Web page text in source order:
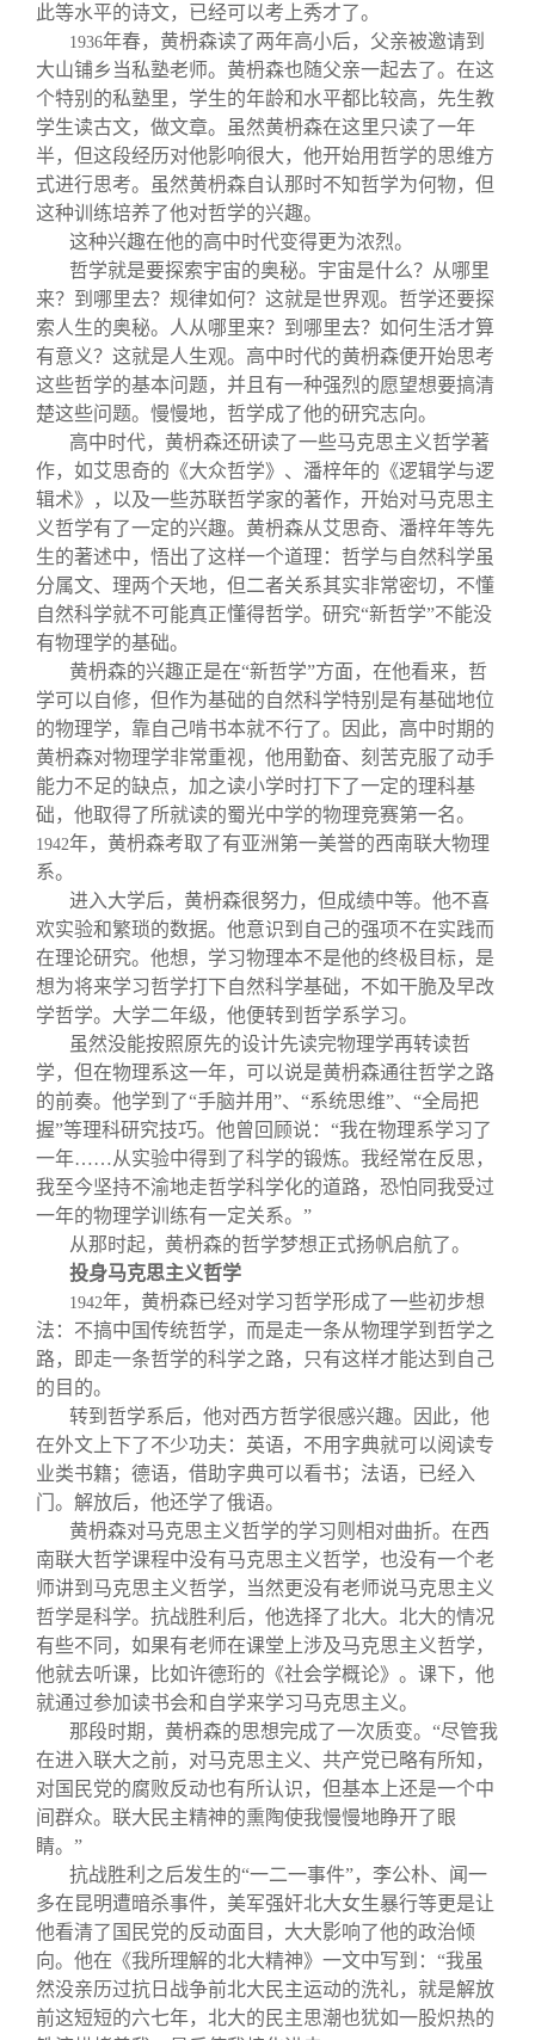
此等水平的诗文，已经可以考上秀才了。
1936年春，黄枬森读了两年高小后，父亲被邀请到
大山铺乡当私塾老师。黄枬森也随父亲一起去了。在这
个特别的私塾里，学生的年龄和水平都比较高，先生教
学生读古文，做文章。虽然黄枬森在这里只读了一年
半，但这段经历对他影响很大，他开始用哲学的思维方
式进行思考。虽然黄枬森自认那时不知哲学为何物，但
这种训练培养了他对哲学的兴趣。
这种兴趣在他的高中时代变得更为浓烈。
哲学就是要探索宇宙的奥秘。宇宙是什么？从哪里
来？到哪里去？规律如何？这就是世界观。哲学还要探
索人生的奥秘。人从哪里来？到哪里去？如何生活才算
有意义？这就是人生观。高中时代的黄枬森便开始思考
这些哲学的基本问题，并且有一种强烈的愿望想要搞清
楚这些问题。慢慢地，哲学成了他的研究志向。
高中时代，黄枬森还研读了一些马克思主义哲学著
作，如艾思奇的《大众哲学》、潘梓年的《逻辑学与逻
辑术》，以及一些苏联哲学家的著作，开始对马克思主
义哲学有了一定的兴趣。黄枬森从艾思奇、潘梓年等先
生的著述中，悟出了这样一个道理：哲学与自然科学虽
分属文、理两个天地，但二者关系其实非常密切，不懂
自然科学就不可能真正懂得哲学。研究“新哲学”不能没
有物理学的基础。
黄枬森的兴趣正是在“新哲学”方面，在他看来，哲
学可以自修，但作为基础的自然科学特别是有基础地位
的物理学，靠自己啃书本就不行了。因此，高中时期的
黄枬森对物理学非常重视，他用勤奋、刻苦克服了动手
能力不足的缺点，加之读小学时打下了一定的理科基
础，他取得了所就读的蜀光中学的物理竞赛第一名。
1942年，黄枬森考取了有亚洲第一美誉的西南联大物理
系。
进入大学后，黄枬森很努力，但成绩中等。他不喜
欢实验和繁琐的数据。他意识到自己的强项不在实践而
在理论研究。他想，学习物理本不是他的终极目标，是
想为将来学习哲学打下自然科学基础，不如干脆及早改
学哲学。大学二年级，他便转到哲学系学习。
虽然没能按照原先的设计先读完物理学再转读哲
学，但在物理系这一年，可以说是黄枬森通往哲学之路
的前奏。他学到了“手脑并用”、“系统思维”、“全局把
握”等理科研究技巧。他曾回顾说：“我在物理系学习了
一年……从实验中得到了科学的锻炼。我经常在反思，
我至今坚持不渝地走哲学科学化的道路，恐怕同我受过
一年的物理学训练有一定关系。”
从那时起，黄枬森的哲学梦想正式扬帆启航了。
投身马克思主义哲学
1942年，黄枬森已经对学习哲学形成了一些初步想
法：不搞中国传统哲学，而是走一条从物理学到哲学之
路，即走一条哲学的科学之路，只有这样才能达到自己
的目的。
转到哲学系后，他对西方哲学很感兴趣。因此，他
在外文上下了不少功夫：英语，不用字典就可以阅读专
业类书籍；德语，借助字典可以看书；法语，已经入
门。解放后，他还学了俄语。
黄枬森对马克思主义哲学的学习则相对曲折。在西
南联大哲学课程中没有马克思主义哲学，也没有一个老
师讲到马克思主义哲学，当然更没有老师说马克思主义
哲学是科学。抗战胜利后，他选择了北大。北大的情况
有些不同，如果有老师在课堂上涉及马克思主义哲学，
他就去听课，比如许德珩的《社会学概论》。课下，他
就通过参加读书会和自学来学习马克思主义。
那段时期，黄枬森的思想完成了一次质变。“尽管我
在进入联大之前，对马克思主义、共产党已略有所知，
对国民党的腐败反动也有所认识，但基本上还是一个中
间群众。联大民主精神的熏陶使我慢慢地睁开了眼
睛。”
抗战胜利之后发生的“一二一事件”，李公朴、闻一
多在昆明遭暗杀事件，美军强奸北大女生暴行等更是让
他看清了国民党的反动面目，大大影响了他的政治倾
向。他在《我所理解的北大精神》一文中写到：“我虽
然没亲历过抗日战争前北大民主运动的洗礼，就是解放
前这短短的六七年，北大的民主思潮也犹如一股炽热的